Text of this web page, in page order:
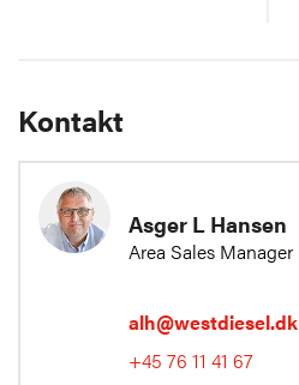
Kontakt
Asger L Hansen
Area Sales Manager
alh@westdiesel.dk
+45 76 11 41 67